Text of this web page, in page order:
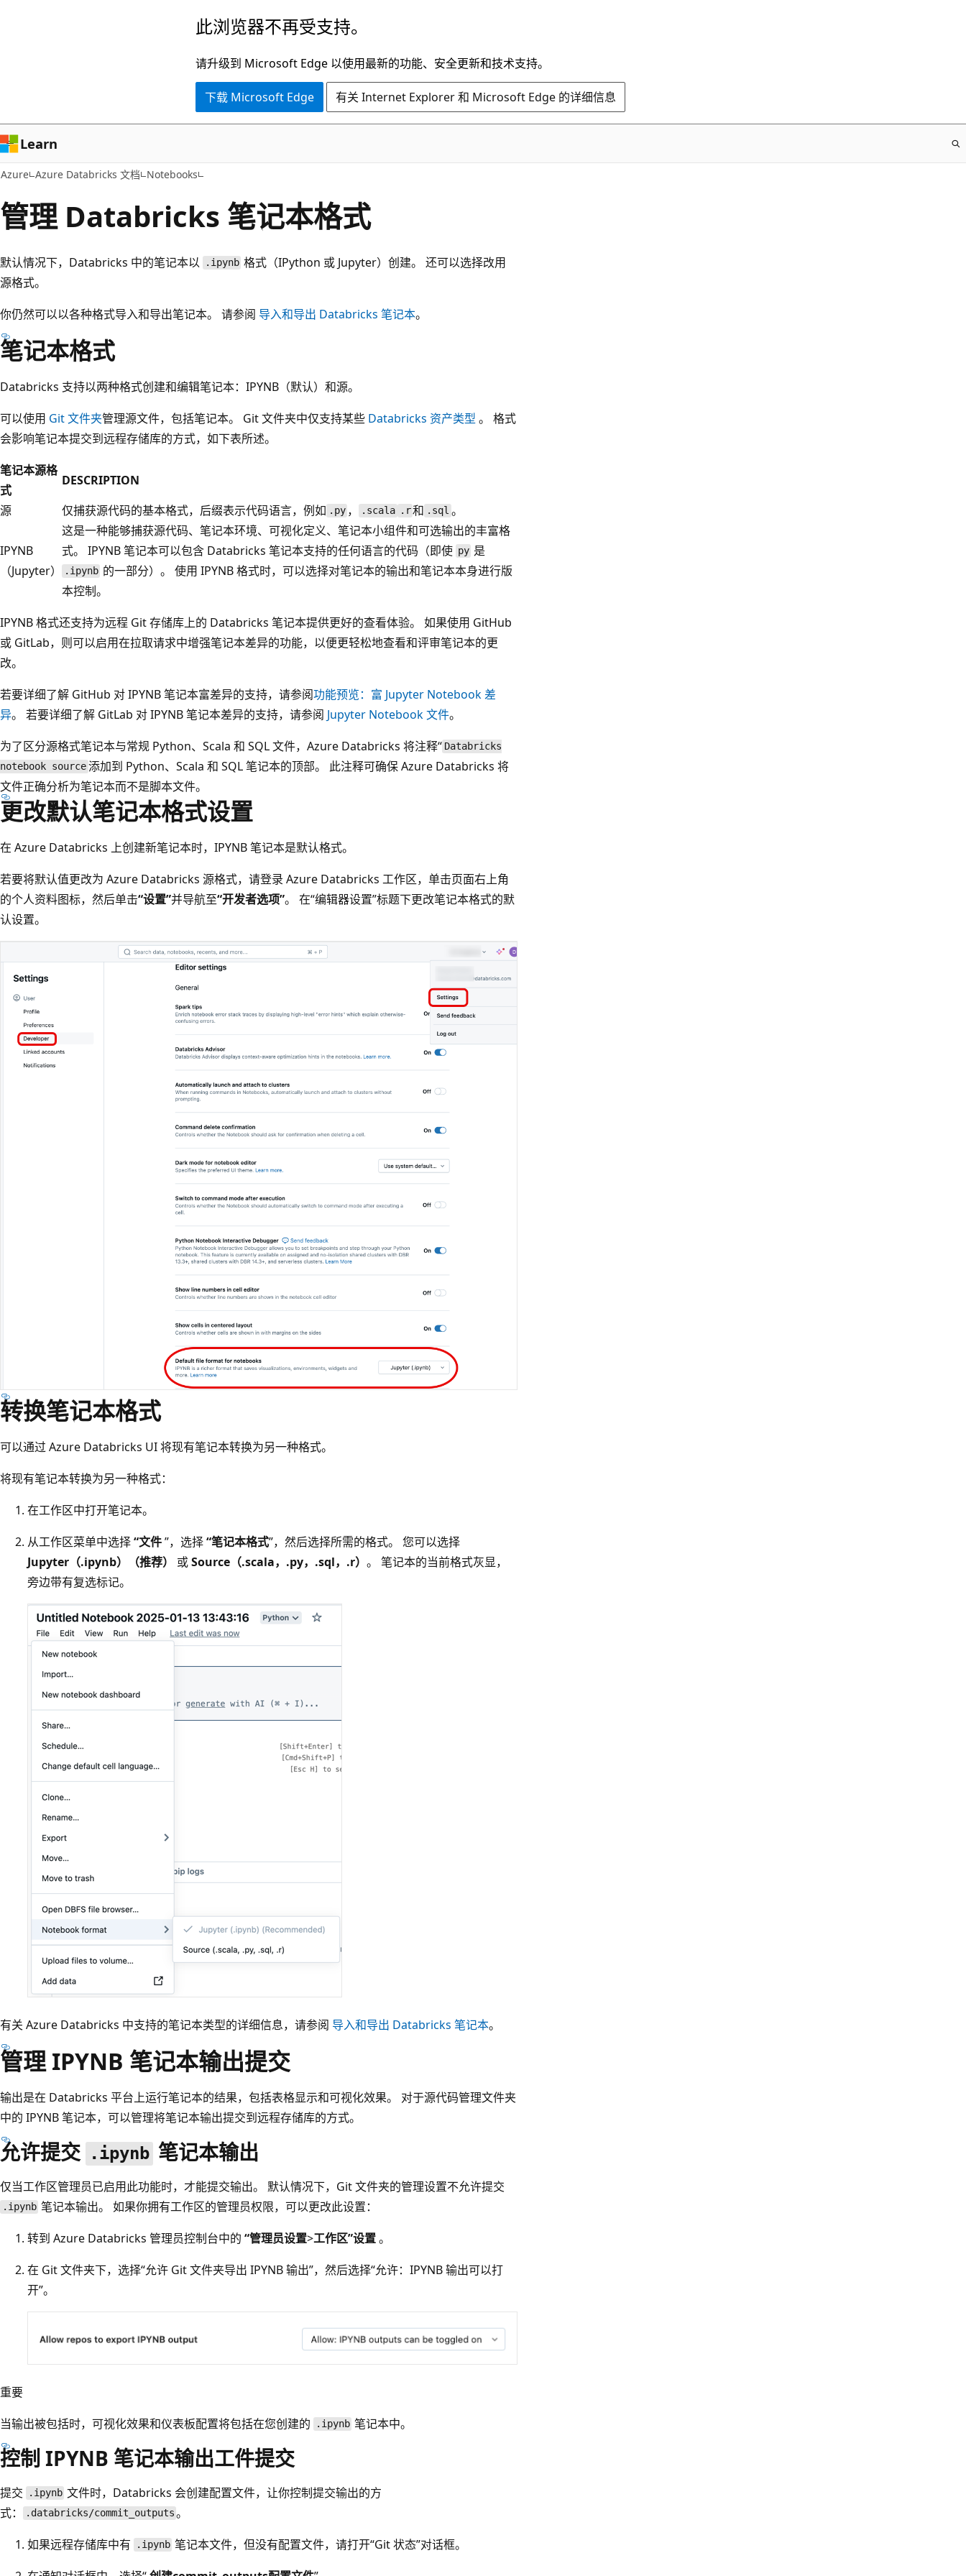
容
此浏览器不再受支持。
请升级到 Microsoft Edge 以使用最新的功能、安全更新和技术支持。
下载 Microsoft Edge 有关 Internet Explorer 和 Microsoft Edge 的详细信息
Learn
Azure Azure Databricks 文档 Notebooks
管理 Databricks 笔记本格式
默认情况下，Databricks 中的笔记本以 .ipynb 格式（IPython 或 Jupyter）创建。 还可以选择改用
源格式。
你仍然可以以各种格式导入和导出笔记本。 请参阅 导入和导出 Databricks 笔记本。
笔记本格式
Databricks 支持以两种格式创建和编辑笔记本：IPYNB（默认）和源。
可以使用 Git 文件夹管理源文件，包括笔记本。 Git 文件夹中仅支持某些 Databricks 资产类型 。 格式
会影响笔记本提交到远程存储库的方式，如下表所述。
笔记本源格
式
DESCRIPTION
源
仅捕获源代码的基本格式，后缀表示代码语言，例如 .py ， .scala .r和 .sql 。
IPYNB
（Jupyter）
这是一种能够捕获源代码、笔记本环境、可视化定义、笔记本小组件和可选输出的丰富格
式。 IPYNB 笔记本可以包含 Databricks 笔记本支持的任何语言的代码（即使 py 是
.ipynb 的一部分）。 使用 IPYNB 格式时，可以选择对笔记本的输出和笔记本本身进行版
本控制。
IPYNB 格式还支持为远程 Git 存储库上的 Databricks 笔记本提供更好的查看体验。 如果使用 GitHub
或 GitLab，则可以启用在拉取请求中增强笔记本差异的功能，以便更轻松地查看和评审笔记本的更
改。
若要详细了解 GitHub 对 IPYNB 笔记本富差异的支持，请参阅功能预览：富 Jupyter Notebook 差
异。 若要详细了解 GitLab 对 IPYNB 笔记本差异的支持，请参阅 Jupyter Notebook 文件。
为了区分源格式笔记本与常规 Python、Scala 和 SQL 文件，Azure Databricks 将注释“ Databricks
notebook source添加到 Python、Scala 和 SQL 笔记本的顶部。 此注释可确保 Azure Databricks 将
文件正确分析为笔记本而不是脚本文件。
更改默认笔记本格式设置
在 Azure Databricks 上创建新笔记本时，IPYNB 笔记本是默认格式。
若要将默认值更改为 Azure Databricks 源格式，请登录 Azure Databricks 工作区，单击页面右上角
的个人资料图标，然后单击“设置”并导航至“开发者选项”。 在“编辑器设置”标题下更改笔记本格式的默
认设置。
转换笔记本格式
可以通过 Azure Databricks UI 将现有笔记本转换为另一种格式。
将现有笔记本转换为另一种格式：
在工作区中打开笔记本。
从工作区菜单中选择“文件”，选择“笔记本格式”，然后选择所需的格式。 您可以选择
Jupyter（.ipynb）（推荐）
或Source（.scala，.py，.sql，.r） 。 笔记本的当前格式灰显，
旁边带有复选标记。
有关 Azure Databricks 中支持的笔记本类型的详细信息，请参阅 导入和导出 Databricks 笔记本。
管理 IPYNB 笔记本输出提交
输出是在 Databricks 平台上运行笔记本的结果，包括表格显示和可视化效果。 对于源代码管理文件夹
中的 IPYNB 笔记本，可以管理将笔记本输出提交到远程存储库的方式。
允许提交 .ipynb 笔记本输出
仅当工作区管理员已启用此功能时，才能提交输出。 默认情况下，Git 文件夹的管理设置不允许提交
.ipynb 笔记本输出。 如果你拥有工作区的管理员权限，可以更改此设置：
转到 Azure Databricks 管理员控制台中的 “管理员设置>工作区”设置。
在 Git 文件夹下，选择“允许 Git 文件夹导出 IPYNB 输出”，然后选择“允许：IPYNB 输出可以打
开”。
重要
当输出被包括时，可视化效果和仪表板配置将包括在您创建的
.ipynb 笔记本中。
控制 IPYNB 笔记本输出工件提交
提交 .ipynb 文件时，Databricks 会创建配置文件，让你控制提交输出的方
式：
.databricks/commit_outputs 。
如果远程存储库中有
.ipynb 笔记本文件，但没有配置文件，请打开“Git 状态”对话框。